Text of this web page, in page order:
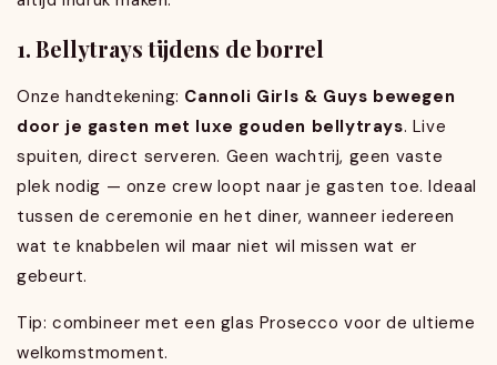
1. Bellytrays tijdens de borrel
Onze handtekening: Cannoli Girls & Guys bewegen
door je gasten met luxe gouden bellytrays. Live
spuiten, direct serveren. Geen wachtrij, geen vaste
plek nodig — onze crew loopt naar je gasten toe. Ideaal
tussen de ceremonie en het diner, wanneer iedereen
wat te knabbelen wil maar niet wil missen wat er
gebeurt.
Tip: combineer met een glas Prosecco voor de ultieme
welkomstmoment.